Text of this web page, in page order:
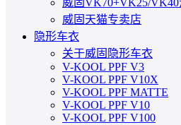
威固VK70+VK25/
威固天猫专卖店
隐形车衣
关于威固隐形车衣
V-KOOL PPF V3
V-KOOL PPF V10X
V-KOOL PPF MATTE
V-KOOL PPF V10
V-KOOL PPF V100